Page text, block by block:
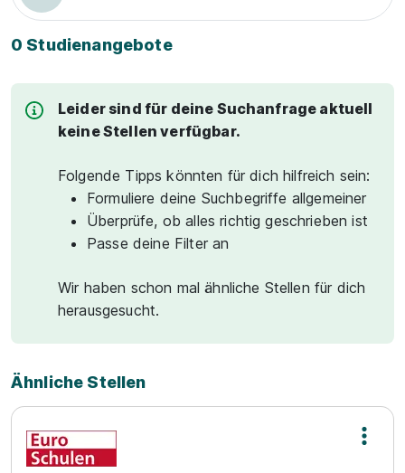
0 Studienangebote
Leider sind für deine Suchanfrage aktuell
keine Stellen verfügbar.
Folgende Tipps könnten für dich hilfreich sein:
Formuliere deine Suchbegriffe allgemeiner
Überprüfe, ob alles richtig geschrieben ist
Passe deine Filter an
Wir haben schon mal ähnliche Stellen für dich
herausgesucht.
Ähnliche Stellen